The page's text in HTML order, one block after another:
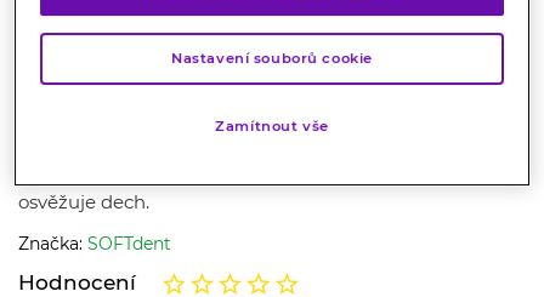
SOFTdent Fresh BREATH +
vitamin C ústní deodorant 20
ml
osvěžuje dech.
Značka: SOFTdent
Hodnocení
Nastavení souborů cookie
Zamítnout vše